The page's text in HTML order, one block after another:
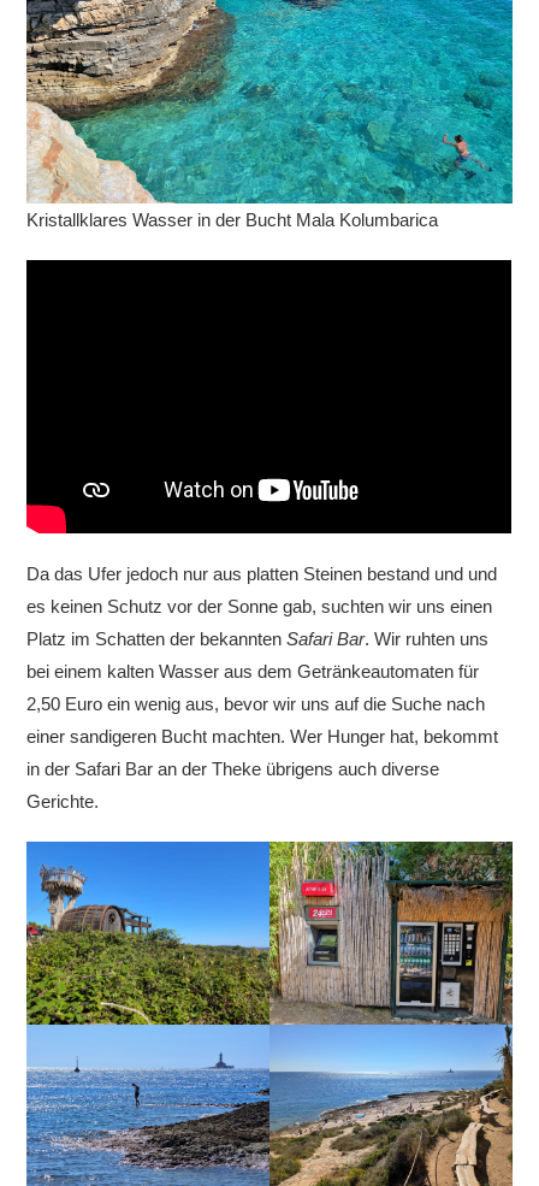
Kristallklares Wasser in der Bucht Mala Kolumbarica
Da das Ufer jedoch nur aus platten Steinen bestand und und
es keinen Schutz vor der Sonne gab, suchten wir uns einen
Platz im Schatten der bekanntenSafari Bar. Wir ruhten uns
bei einem kalten Wasser aus dem Getränkeautomaten für
2,50 Euro ein wenig aus, bevor wir uns auf die Suche nach
einer sandigeren Bucht machten. Wer Hunger hat, bekommt
in der Safari Bar an der Theke übrigens auch diverse
Gerichte.